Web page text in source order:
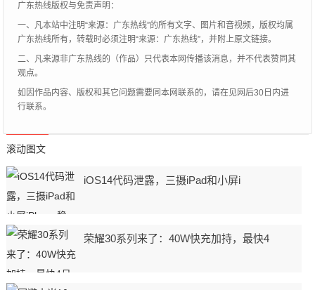
肯定也有豪华品牌，它的名字叫做捷尼赛
思，如今现代官方就再次发布该品牌全新中
大型轿车——捷尼赛思G80。
广东热线版权与免责声明：
一、凡本站中注明“来源：广东热线”的所有文字、图片和音视频，版权均属
广东热线所有，转载时必须注明“来源：广东热线”，并附上原文链接。
二、凡来源非广东热线的（作品）只代表本网传播该消息，并不代表赞同其
观点。
如因作品内容、版权和其它问题需要同本网联系的，请在见网后30日内进
行联系。
滚动图文
iOS14代码泄露，三摄iPad和小屏i
荣耀30系列来了：40W快充加持，最快4